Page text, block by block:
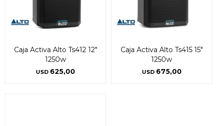
Caja Activa Alto Ts412 12"
1250w
USD 625,00
Caja Activa Alto Ts415 15"
1250w
USD 675,00